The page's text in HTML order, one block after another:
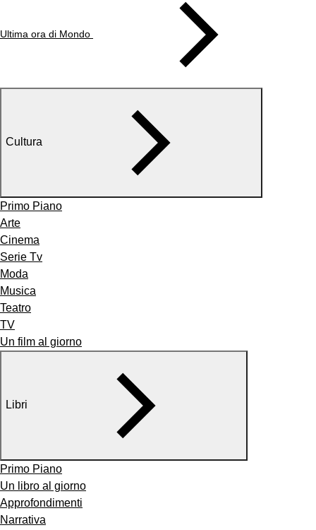
Ultima ora di Mondo
Cultura
Primo Piano
Arte
Cinema
Serie Tv
Moda
Musica
Teatro
TV
Un film al giorno
Libri
Primo Piano
Un libro al giorno
Approfondimenti
Narrativa